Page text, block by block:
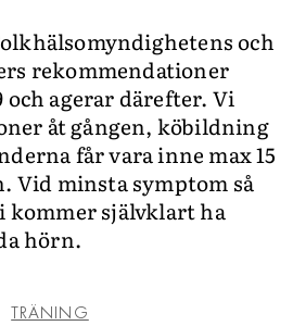
och
rekommendationer
och agerar därefter. Vi
åt gången, köbildning
får vara inne max 15
Vid minsta symptom så
kommer självklart ha
hörn.
TRÄNING